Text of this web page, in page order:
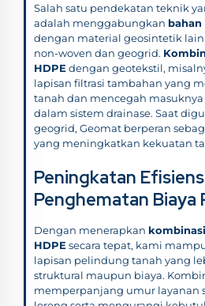
Salah satu pendekatan teknik
adalah menggabungkan bahan
dengan material geosintetik
non-woven dan geogrid.
HDPE dengan geotekstil,
lapisan filtrasi tambahan yang
tanah dan mencegah
dalam sistem drainase. Saat
geogrid, Geomat berperan
yang meningkatkan kekuatan
Peningkatan
Penghematan Biaya
Dengan menerapkan
HDPE secara tepat, kami
lapisan pelindung tanah yang
struktural maupun biaya.
memperpanjang umur layanan